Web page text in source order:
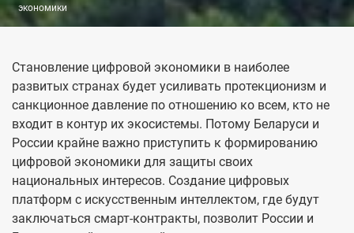
экономики
Становление цифровой экономики в наиболее
развитых странах будет усиливать протекционизм и
санкционное давление по отношению ко всем, кто не
входит в контур их экосистемы. Потому Беларуси и
России крайне важно приступить к формированию
цифровой экономики для защиты своих
национальных интересов. Создание цифровых
платформ с искусственным интеллектом, где будут
заключаться смарт-контракты, позволит России и